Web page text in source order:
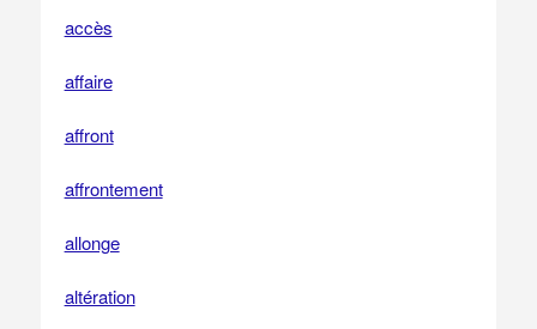
accès
affaire
affront
affrontement
allonge
altération